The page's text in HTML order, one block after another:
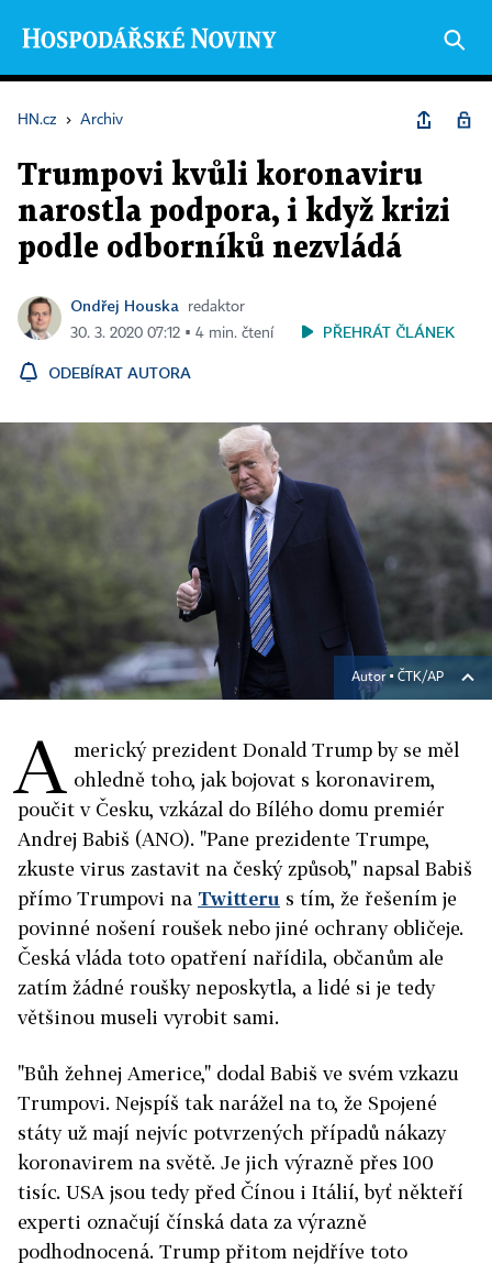
HN.cz › Archiv
Trumpovi kvůli koronaviru
narostla podpora, i když krizi
podle odborníků nezvládá
Ondřej Houska
redaktor
30. 3. 2020 07:12 ▪ 4 min. čtení
PŘEHRÁT ČLÁNEK
ODEBÍRAT AUTORA
Autor ▪ ČTK/AP
A merický prezident Donald Trump by se měl
ohledně toho, jak bojovat s koronavirem,
poučit v Česku, vzkázal do Bílého domu premiér
Andrej Babiš (ANO). "Pane prezidente Trumpe,
zkuste virus zastavit na český způsob," napsal Babiš
přímo Trumpovi na Twitteru s tím, že řešením je
povinné nošení roušek nebo jiné ochrany obličeje.
Česká vláda toto opatření nařídila, občanům ale
zatím žádné roušky neposkytla, a lidé si je tedy
většinou museli vyrobit sami.
"Bůh žehnej Americe," dodal Babiš ve svém vzkazu
Trumpovi. Nejspíš tak narážel na to, že Spojené
státy už mají nejvíc potvrzených případů nákazy
koronavirem na světě. Je jich výrazně přes 100
tisíc. USA jsou tedy před Čínou i Itálií, byť někteří
experti označují čínská data za výrazně
podhodnocená. Trump přitom nejdříve toto